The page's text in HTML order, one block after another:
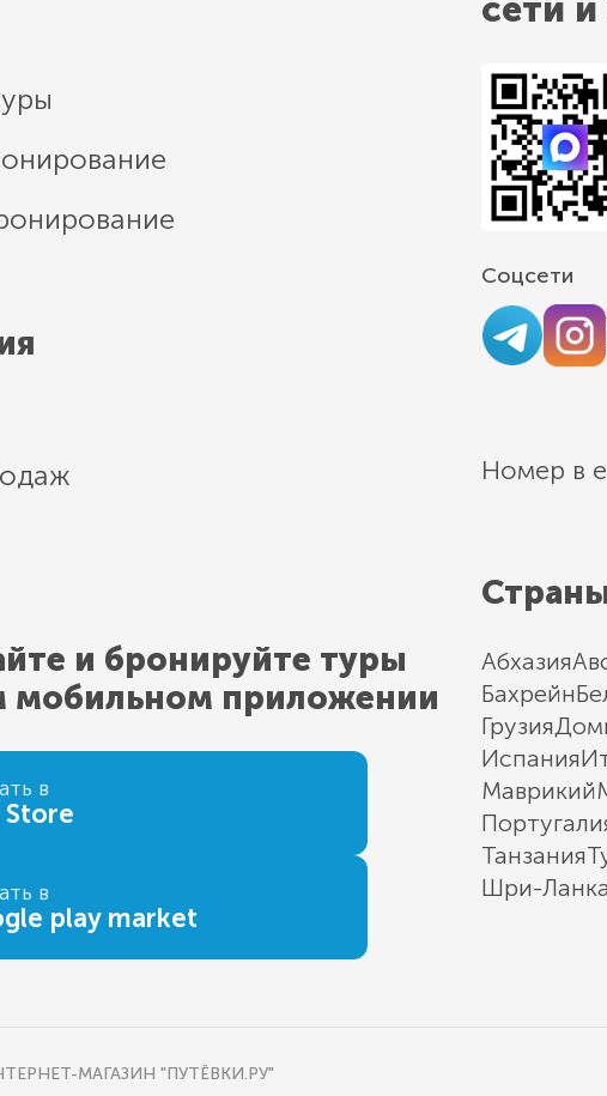
и бронируйте туры
мобильном приложении
в
Store
в
play market
сети
Соцсети
Номер в
Абхазия
Бахрейн
Грузия
Испания
Маврикий
Танзания
Шри-Ланка
МАГАЗИН "ПУТЁВКИ.РУ"